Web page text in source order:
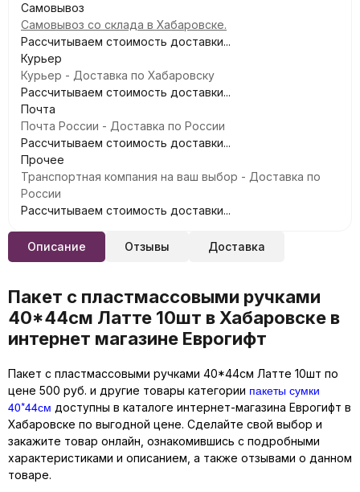
Самовывоз
Самовывоз со склада в Хабаровске.
Рассчитываем стоимость доставки...
Курьер
Курьер - Доставка по Хабаровску
Рассчитываем стоимость доставки...
Почта
Почта России - Доставка по России
Рассчитываем стоимость доставки...
Прочее
Транспортная компания на ваш выбор - Доставка по
России
Рассчитываем стоимость доставки...
Описание Отзывы Доставка
Пакет с пластмассовыми ручками
40*44см Латте 10шт в Хабаровске в
интернет магазине Еврогифт
Пакет с пластмассовыми ручками 40*44см Латте 10шт по
цене 500 руб. и другие товары категории пакеты сумки
40*44см доступны в каталоге интернет-магазина Еврогифт в
Хабаровске по выгодной цене. Сделайте свой выбор и
закажите товар онлайн, ознакомившись с подробными
характеристиками и описанием, а также отзывами о данном
товаре.